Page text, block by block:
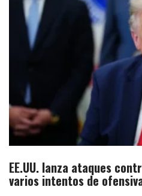
EE.UU. lanza ataques
varios intentos de